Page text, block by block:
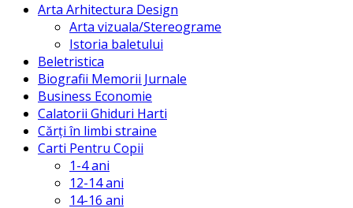
Arta Arhitectura Design
Arta vizuala/Stereograme
Istoria baletului
Beletristica
Biografii Memorii Jurnale
Business Economie
Calatorii Ghiduri Harti
Cărți în limbi straine
Carti Pentru Copii
1-4 ani
12-14 ani
14-16 ani